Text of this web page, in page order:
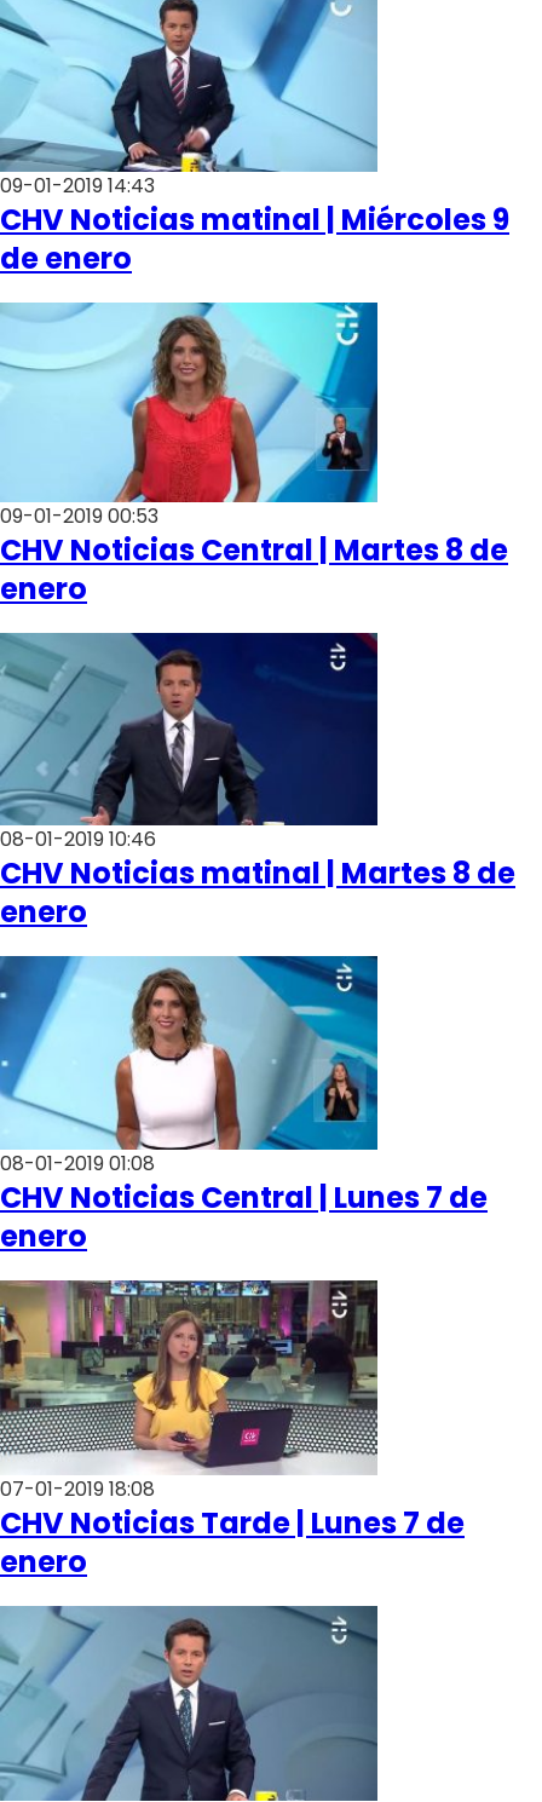
09-01-2019 14:43
CHV Noticias matinal | Miércoles 9
de enero
09-01-2019 00:53
CHV Noticias Central | Martes 8 de
enero
08-01-2019 10:46
CHV Noticias matinal | Martes 8 de
enero
08-01-2019 01:08
CHV Noticias Central | Lunes 7 de
enero
07-01-2019 18:08
CHV Noticias Tarde | Lunes 7 de
enero